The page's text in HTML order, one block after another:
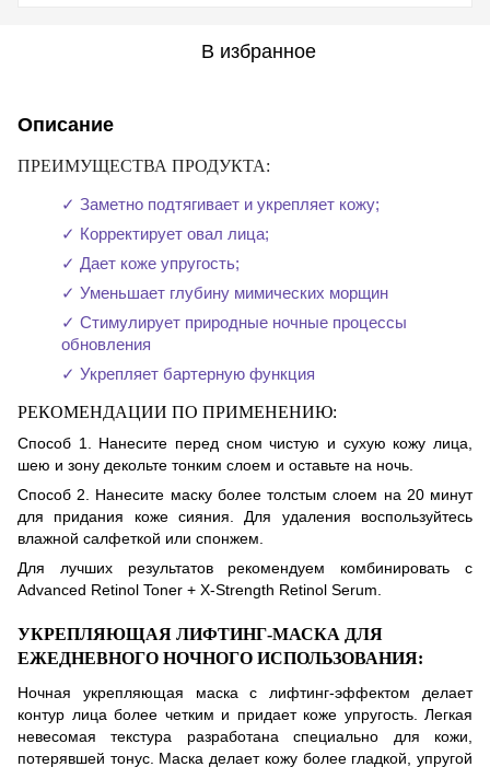
В избранное
Описание
ПРЕИМУЩЕСТВА ПРОДУКТА:
✓ Заметно подтягивает и укрепляет кожу;
✓ Корректирует овал лица;
✓ Дает коже упругость;
✓ Уменьшает глубину мимических морщин
✓ Стимулирует природные ночные процессы
обновления
✓ Укрепляет бартерную функция
РЕКОМЕНДАЦИИ ПО ПРИМЕНЕНИЮ:
Способ 1. Нанесите перед сном чистую и сухую кожу лица,
шею и зону декольте тонким слоем и оставьте на ночь.
Способ 2. Нанесите маску более толстым слоем на 20 минут
для придания коже сияния. Для удаления воспользуйтесь
влажной салфеткой или спонжем.
Для лучших результатов рекомендуем комбинировать с
Advanced Retinol Toner + X-Strength Retinol Serum.
УКРЕПЛЯЮЩАЯ ЛИФТИНГ-МАСКА ДЛЯ
ЕЖЕДНЕВНОГО НОЧНОГО ИСПОЛЬЗОВАНИЯ:
Ночная укрепляющая маска с лифтинг-эффектом делает
контур лица более четким и придает коже упругость. Легкая
невесомая текстура разработана специально для кожи,
потерявшей тонус. Маска делает кожу более гладкой, упругой